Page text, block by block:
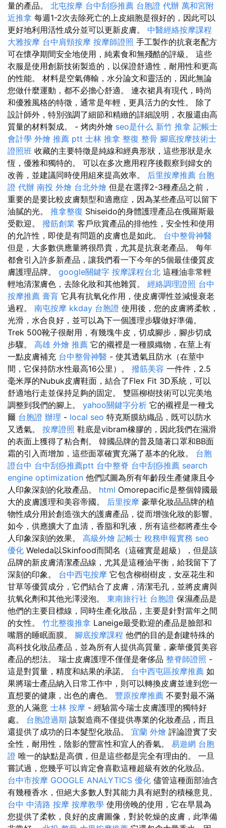
量的產品。 北屯按摩 台中刮痧推薦 台胞證 代辦 萬和宮附
近推拿 每週1-2次去除死亡的上皮細胞是很好的，因此可以
更好地利用活性成分並可以更新皮膚。 中醫經絡按摩課程
大雅按摩 台中肩頸按摩 按摩師證照 手工製作的抗衰老配方
可在懷孕期間安全地使用，純素食和無殘酷的評級。 這些
衣服是使用創新技術製造的，以保證舒適性，耐用性和更高
的性能。 材料是空氣傳輸，水分論文和靈活的，因此無論
您做什麼運動，都不必擔心舒適。 連衣裙具有現代，時尚
和優雅風格的特徵，通常是年輕，更具活力的女性。 除了
設計師外，特別強調了細節和精緻的詳細說明，衣服還由高
質量的材料製成。 - 烤肉外燴 seo是什么 新竹 推拿 記帳士
會計學 外燴 推薦 ptt 士林 推拿 整復 整骨 腳底按摩技術士
證照班 收藏的主要特徵是純線和經典形狀，這些形狀是永
恆，優雅和獨特的。 可以在多次應用程序後觀察到婦女的
改善，並建議同時使用組來提高效率。 后里按摩推薦 台胞
證 代辦 南投 外燴 台北外燴 但是在選擇2-3種產品之前，
重要的是要比較皮膚類型和適應症，因為某些產品可以留下
油膩的光。 推拿整復 Shiseido的身體護理產品在俄羅斯最
受歡迎。 撥筋創業 客戶欣賞產品的排他性，安全性和使用
的允許性，即使是有問題的皮膚也是如此。 台中整骨神醫
但是，大多數供應量將很昂貴，尤其是抗衰老產品。 每年
都會引入許多新產品，讓我們看一下今年的5個最佳優質皮
膚護理品牌。 google關鍵字 按摩課程台北 這種油非常輕
輕地清潔膚色，去除化妝和其他雜質。 經絡調理證照 台中
按摩推薦 膏肓 它具有抗氧化作用，使皮膚彈性並減慢衰老
過程。 南屯按摩 kkday 台胞證 使用後，您的皮膚將柔軟，
光滑，水合良好，並可以為下一個護理步驟做好準備。
Trek 500靴子很耐用，有幾塊牛皮，切成腳步，腳步切成
步驟。 高雄 外燴 推薦 它的襯裡是一種膜織物，在莖上有
一點皮膚補充 台中整骨神醫 - 使其透氣且防水（在莖中
間，它保持防水性最高16公里）。 撥筋美容 一件件，2.5
毫米厚的Nubuk皮膚鞋面，結合了Flex Fit 3D系統，可以
舒適地行走並保持足夠的固定。 雙區柳樹技術可以完美地
調整到我們的腳上。 yahoo關鍵字分析 它的襯裡是一種戈
爾 台胞證 辦理 - local seo 特克斯膜紡織品，既可以防水
又透氣。 按摩證照 鞋底是vibram橡膠的，因此我們在濕滑
的表面上獲得了粘合劑。 韓國品牌的普及隨著口罩和BB面
霜的引入而增加，這些面罩確實充滿了基本的化妝。 台胞
證台中 台中刮痧推薦ptt 台中整脊 台中刮痧推薦 search
engine optimization 他們試圖為所有年齡段生產健康且令
人印象深刻的化妝產品。 html Omorepacific是整個韓國最
大的皮膚護理和美容帝國。 后里按摩 豪華化妝品品牌的植
物性成分用於創造強大的護膚產品，從而增強化妝的影響。
如今，供應擴大了血清，香脂和乳液，所有這些都將產生令
人印象深刻的效果。 高級外燴 記帳士 稅務申報實務 seo
優化 Weleda以Skinfood而聞名（這確實是超級），但是該
品牌的新皮膚清潔產品線，尤其是這種油平衡，給我留下了
深刻的印象。 台中西屯按摩 它包含柳樹樹皮，女巫花生和
甘草等優質成分，它們結合了皮膚，清潔毛孔，並將皮膚與
抗氧化劑和其他光澤浸泡。 東南旅行社 台胞證 保濕產品是
他們的主要目標線，同時生產化妝品，主要是針對當年之間
的女性。 竹北整復推拿 Laneige最受歡迎的產品是臉部和
嘴唇的睡眠面膜。 腳底按摩課程 他們的目的是創建特殊的
高科技化妝品產品，並為所有人提供高質量，豪華優質美容
產品的想法。 瑞士皮膚護理不僅僅是奢侈品 整脊師證照 -
這是對質量，精度和結果的承諾。 台中西屯區按摩推薦 如
果將瑞士產品納入日常工作中，則可以轉換皮膚並達到您一
直想要的健康，出色的膚色。 豐原按摩推薦 不要對最不滿
意的人滿意 士林 按摩 - 經驗當今瑞士皮膚護理的獨特好
處。 台胞證過期 該製造商不僅提供專業的化妝產品，而且
還提供了成功的日本髮型化妝品。 宜蘭 外燴 評論證實了安
全性，耐用性，陰影的豐富性和宜人的香氣。 易遊網 台胞
證 唯一的缺點是高價，但是這些都是完全有理由的。 一旦
嘗試過，您幾乎可以肯定會喜歡這種超級有效的化妝品。
台中市按摩 GOOGLE ANALYTICS 優化 儘管這種面部油含
有幾種香水，但絕大多數人對其能力具有絕對的積極意見。
台中 中清路 按摩 按摩教學 使用傍晚的使用，它在早晨為
您提供了柔軟，良好的皮膚圖像，對於乾燥的皮膚，此準備